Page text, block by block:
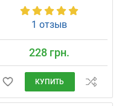
1 отзыв
228 грн.
КУПИТЬ